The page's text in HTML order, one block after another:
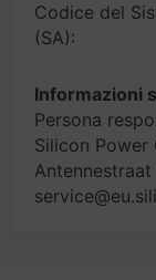
Codice del
(SA):
Informazioni
Persona
Silicon Power